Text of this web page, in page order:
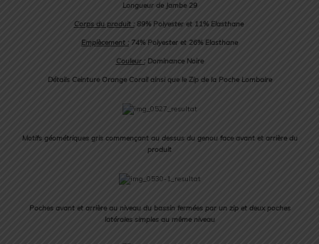
Longueur de Jambe 29
Corps du produit :89% Polyester et 11% Elasthane
Empiècement : 74% Polyester et 26% Elasthane
Couleur :Dominance Noire
Détails Ceinture Orange Corail ainsi que le Zip de la Poche Lombaire
Motifs géométriques gris commençant au dessus du genou face avant et arrière du
produit
Poches avant et arrière au niveau du bassin fermées par un zip et deux poches
latérales simples au même niveau